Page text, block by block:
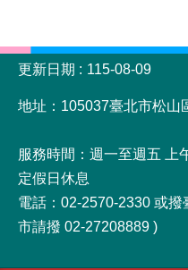
:::
更新日期
115-08-09
地址：105037臺北
服務時間：週一至週五 上
定假日休息
電話：02-2570-2330 或
市請撥 02-27208889 )